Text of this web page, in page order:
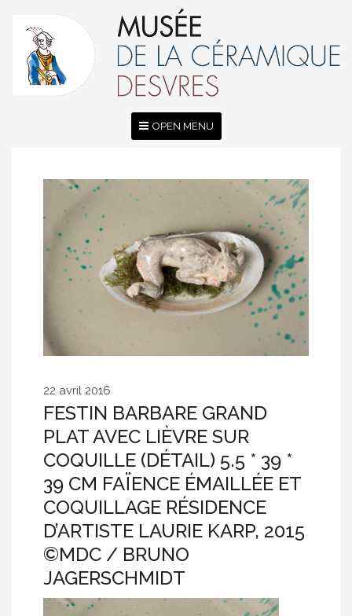
OPEN MENU
22 avril 2016
FESTIN BARBARE GRAND
PLAT AVEC LIÈVRE SUR
COQUILLE (DÉTAIL) 5.5 * 39 *
39 CM FAÏENCE ÉMAILLÉE ET
COQUILLAGE RÉSIDENCE
D’ARTISTE LAURIE KARP, 2015
©MDC / BRUNO
JAGERSCHMIDT